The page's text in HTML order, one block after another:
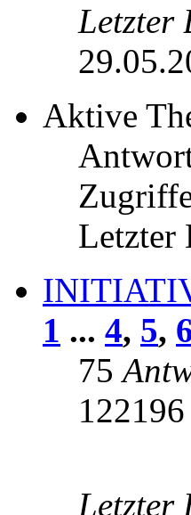
Letzter
Aktive
Letzter
1 ... 4, 5,
75
122196
Letzter